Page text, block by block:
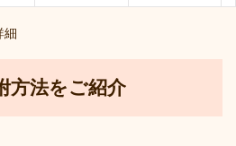
細
方法をご紹介